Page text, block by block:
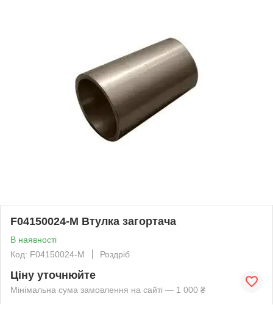
F04150024-M Втулка загортача
В наявності
Код: F04150024-M
Роздріб
Ціну уточнюйте
Мінімальна сума замовлення на сайті — 1 000 ₴